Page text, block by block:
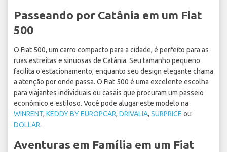
Passeando por Catânia em um Fiat
500
O Fiat 500, um carro compacto para a cidade, é perfeito para as
ruas estreitas e sinuosas de Catânia. Seu tamanho pequeno
facilita o estacionamento, enquanto seu design elegante chama
a atenção por onde passa. O Fiat 500 é uma excelente escolha
para viajantes individuais ou casais que procuram um passeio
econômico e estiloso. Você pode alugar este modelo na
WINRENT, KEDDY BY EUROPCAR, DRIVALIA, SURPRICE ou
DOLLAR.
Aventuras em Família em um Fiat